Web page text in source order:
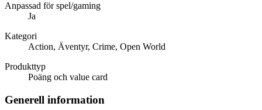
Anpassad för spel/gaming
Ja
Kategori
Action, Äventyr, Crime, Open World
Produkttyp
Poäng och value card
Generell information